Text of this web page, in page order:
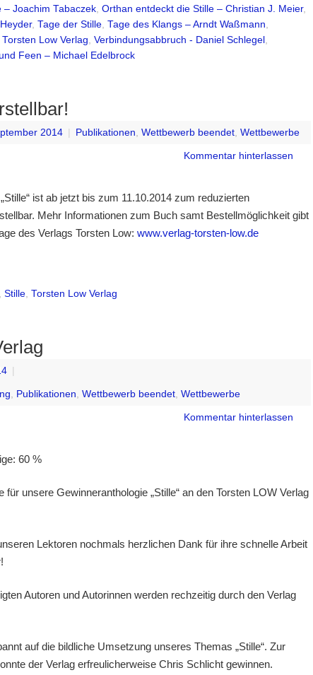
– Joachim Tabaczek, Orthan entdeckt die Stille – Christian J. Meier,
, Tage der Stille, Tage des Klangs – Arndt Waßmann,
Torsten Low Verlag, Verbindungsabbruch - Daniel Schlegel ,
Feen – Michael Edelbrock
2014 Publikationen, Wettbewerb beendet, Wettbewerbe
Kommentar hinterlassen
ist ab jetzt bis zum 11.10.2014 zum reduzierten
Mehr Informationen zum Buch samt Bestellmöglichkeit gibt
des Verlags Torsten Low: www.verlag-torsten-low.de
Stille Torsten Low Verlag
|
Publikationen Wettbewerb beendet Wettbewerbe
Kommentar hinterlassen
60 %
für unsere Gewinneranthologie „Stille“ an den Torsten LOW Verlag
Lektoren nochmals herzlichen Dank für ihre schnelle Arbeit
Autoren und Autorinnen werden rechzeitig durch den Verlag
auf die bildliche Umsetzung unseres Themas „Stille“. Zur
der Verlag erfreulicherweise Chris Schlicht gewinnen.